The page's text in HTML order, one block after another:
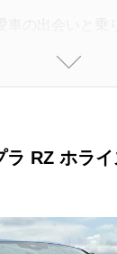
ラ RZ ホラ